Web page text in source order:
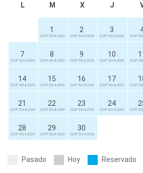
L M X J
1
COP 504.000
2
COP 504.000
3
COP 504.000 COP
7
COP 504.000
8
COP 504.000
9
COP 504.000
10
COP 504.000 COP
14
COP 504.000
15
COP 504.000
16
COP 504.000
17
COP 504.000 COP
21
COP 504.000
22
COP 504.000
23
COP 504.000
24
COP 504.000 COP
28
COP 504.000
29
COP 504.000
30
COP 504.000
Pasado Hoy Reservado